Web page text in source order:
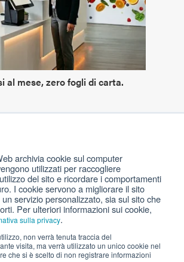
archivia cookie sul computer
utilizzati per raccogliere
del sito e ricordare i comportamenti
I cookie servono a migliorare il sito
servizio personalizzato, sia sul sito che
Per ulteriori informazioni sui cookie,
sulla privacy.
non verrà tenuta traccia del
visita, ma verrà utilizzato un unico cookie nel
che si è scelto di non registrare informazioni
al mese, zero fogli di carta.
riservati.
Policy|Termini per l’uso